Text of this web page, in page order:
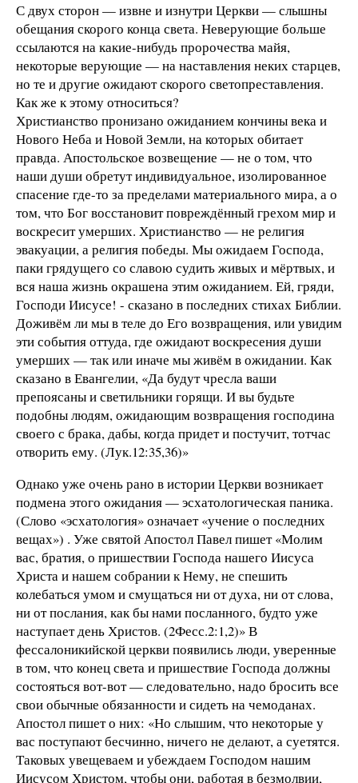
С двух сторон — извне и изнутри Церкви — слышны
обещания скорого конца света. Неверующие больше
ссылаются на какие-нибудь пророчества майя,
некоторые верующие — на наставления неких старцев,
но те и другие ожидают скорого светопреставления.
Как же к этому относиться?
Христианство пронизано ожиданием кончины века и
Нового Неба и Новой Земли, на которых обитает
правда. Апостольское возвещение — не о том, что
наши души обретут индивидуальное, изолированное
спасение где-то за пределами материального мира, а о
том, что Бог восстановит повреждённый грехом мир и
воскресит умерших. Христианство — не религия
эвакуации, а религия победы. Мы ожидаем Господа,
паки грядущего со славою судить живых и мёртвых, и
вся наша жизнь окрашена этим ожиданием. Ей, гряди,
Господи Иисусе! - сказано в последних стихах Библии.
Доживём ли мы в теле до Его возвращения, или увидим
эти события оттуда, где ожидают воскресения души
умерших — так или иначе мы живём в ожидании. Как
сказано в Евангелии, «Да будут чресла ваши
препоясаны и светильники горящи. И вы будьте
подобны людям, ожидающим возвращения господина
своего с брака, дабы, когда придет и постучит, тотчас
отворить ему. (Лук.12:35,36)»
Однако уже очень рано в истории Церкви возникает
подмена этого ожидания — эсхатологическая паника.
(Слово «эсхатология» означает «учение о последних
вещах») . Уже святой Апостол Павел пишет «Молим
вас, братия, о пришествии Господа нашего Иисуса
Христа и нашем собрании к Нему, не спешить
колебаться умом и смущаться ни от духа, ни от слова,
ни от послания, как бы нами посланного, будто уже
наступает день Христов. (2Фесс.2:1,2)» В
фессалоникийской церкви появились люди, уверенные
в том, что конец света и пришествие Господа должны
состояться вот-вот — следовательно, надо бросить все
свои обычные обязанности и сидеть на чемоданах.
Апостол пишет о них: «Но слышим, что некоторые у
вас поступают бесчинно, ничего не делают, а суетятся.
Таковых увещеваем и убеждаем Господом нашим
Иисусом Христом, чтобы они, работая в безмолвии,